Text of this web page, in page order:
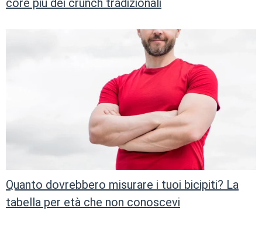
Quanto dovrebbero misurare i tuoi bicipiti? La
tabella per età che non conoscevi